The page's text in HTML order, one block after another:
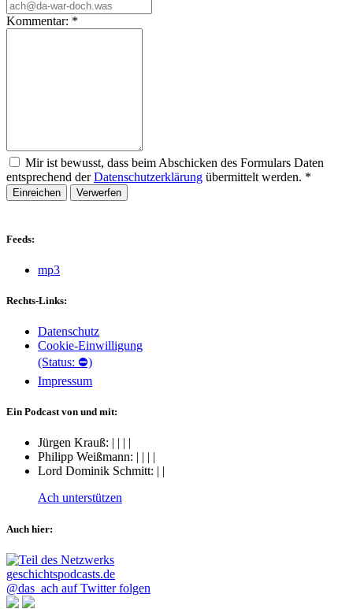
Kommentar: *
Mir ist bewusst, dass beim Abschicken des Formulars Daten
entsprechend derDatenschutzerklärung übermittelt werden. *
Einreichen Verwerfen
Feeds:
mp3
Rechts-Links:
Datenschutz
Cookie-Einwilligung
(Status: ⛔)
Impressum
Ein Podcast von und mit:
Jürgen Krauß: | | | |
Philipp Weißmann: | | | |
Lord Dominik Schmitt: | |
Ach unterstützen
Auch hier:
@das_ach auf Twitter folgen